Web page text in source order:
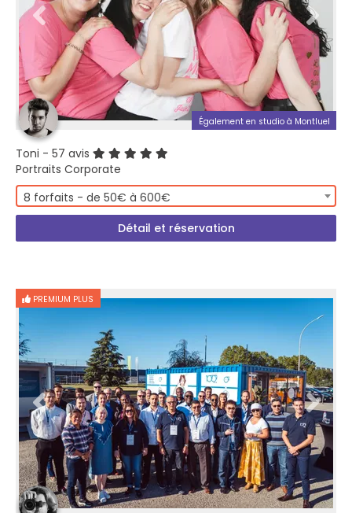
Également en studio à Montluel
Toni - 57 avis
Portraits Corporate
8 forfaits - de 50€ à 600€
Détail et réservation
PREMIUM PLUS